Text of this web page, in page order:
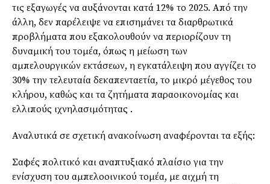
τις εξαγωγές να αυξάνονται κατά 12% το 2025. Από την
άλλη, δεν παρέλειψε να επισημάνει τα διαρθρωτικά
προβλήματα που εξακολουθούν να περιορίζουν τη
δυναμική του τομέα, όπως η μείωση των
αμπελουργικών εκτάσεων, η εγκατάλειψη που αγγίζει το
30% την τελευταία δεκαπενταετία, το μικρό μέγεθος του
κλήρου, καθώς και τα ζητήματα παραοικονομίας και
ελλιπούς ιχνηλασιμότητας .
Αναλυτικά σε σχετική ανακοίνωση αναφέρονται τα εξής:
Σαφές πολιτικό και αναπτυξιακό πλαίσιο για την
ενίσχυση του αμπελοοινικού τομέα, με αιχμή τη